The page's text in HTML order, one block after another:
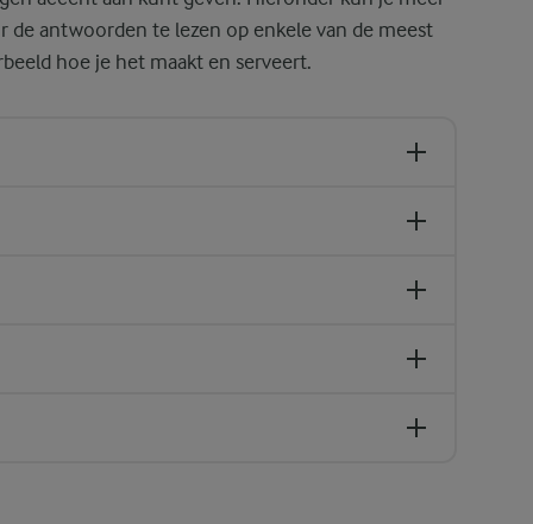
antwoorden te lezen op enkele van de meest
hoe je het maakt en serveert.